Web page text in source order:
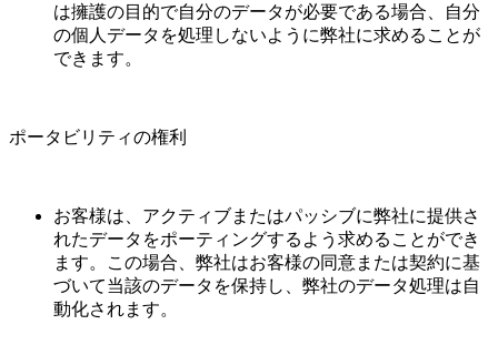
は擁護の目的で自分のデータが必要である場合、自分
の個人データを処理しないように弊社に求めることが
できます。
ポータビリティの権利
お客様は、アクティブまたはパッシブに弊社に提供さ
れたデータをポーティングするよう求めることができ
ます。この場合、弊社はお客様の同意または契約に基
づいて当該のデータを保持し、弊社のデータ処理は自
動化されます。